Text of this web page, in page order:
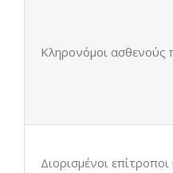
Κληρονόμοι ασθενούς
Διορισμένοι